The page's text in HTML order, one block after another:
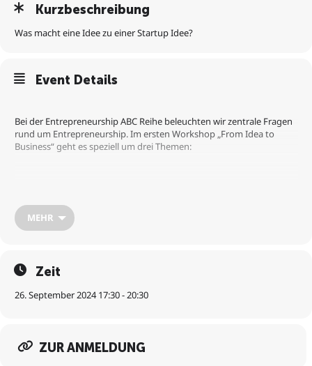
Kurzbeschreibung
Was macht eine Idee zu einer Startup Idee?
Event Details
Bei der Entrepreneurship ABC Reihe beleuchten wir zentrale Fragen
rund um Entrepreneurship. Im ersten Workshop „From Idea to
Business“ geht es speziell um drei Themen:
Entrepreneur) berichtet von seinen Erfahrungen mit Startups bei
der Umsetzung von Geschäftsideen hin zu erfolgreichen
2) Unique Selling Proposition (USP): Ergründet Strategien zur
Schaffung eines herausragenden Alleinstellungsmerkmals (USP).
MEHR
Zeit
26. September 2024 17:30 - 20:30
ZUR ANMELDUNG